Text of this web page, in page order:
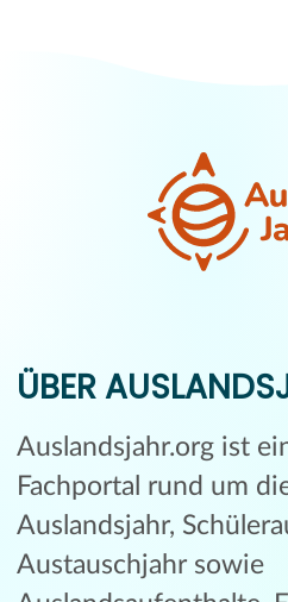
ÜBER
Auslandsjahr.org ist
Fachportal rund um
Auslandsjahr,
Austauschjahr sowie